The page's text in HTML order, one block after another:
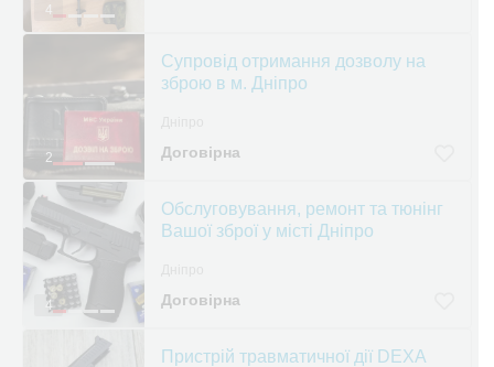
4
2
Супровід отримання дозволу на
зброю в м. Дніпро
Договірна
4
Обслуговування, ремонт та тюнінг
Вашої зброї у місті Дніпро
Договірна
Пристрій травматичної дії DEXA